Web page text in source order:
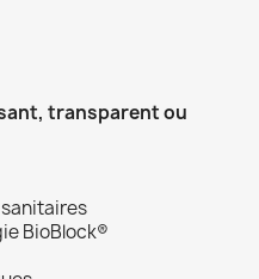
transparent ou
BioBlock®